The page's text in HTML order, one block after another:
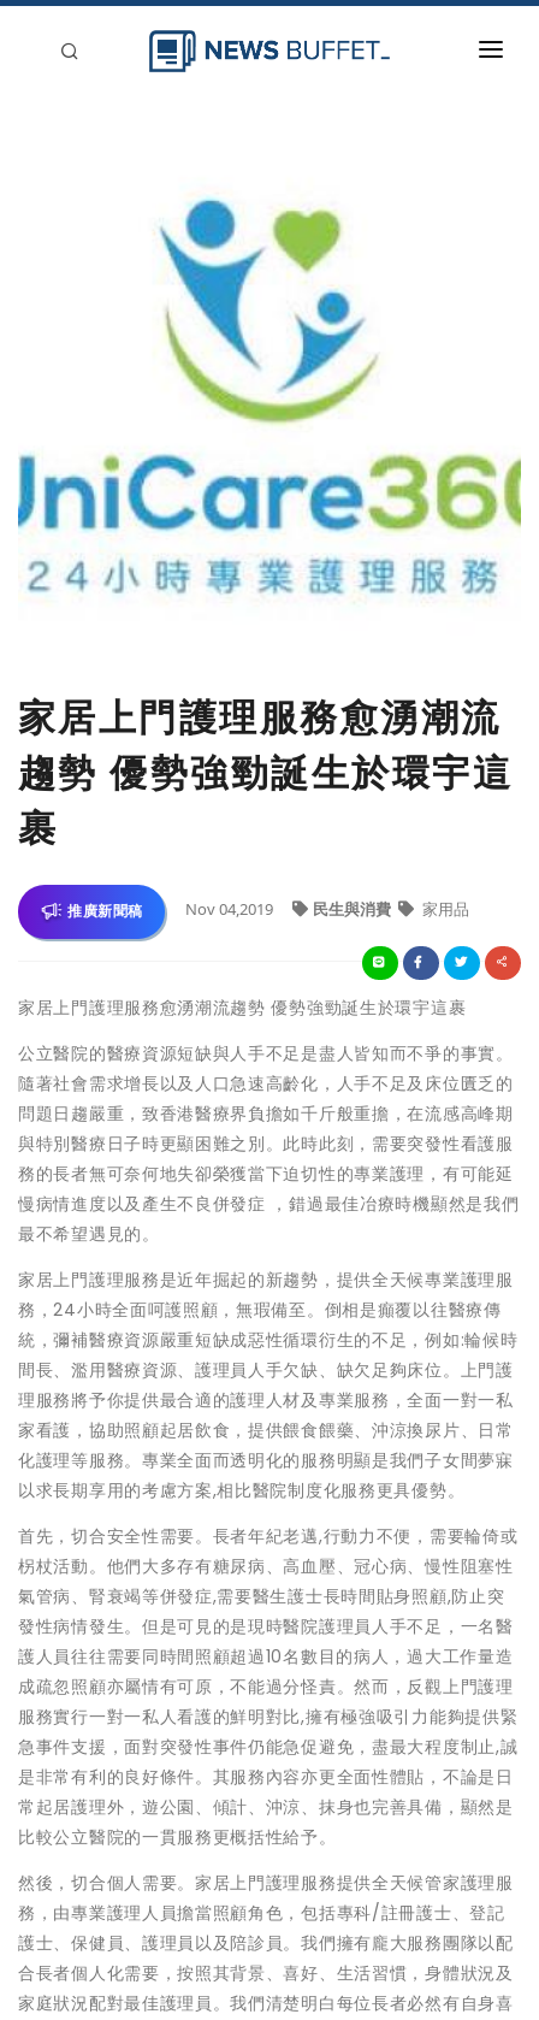
家居上門護理服務愈湧潮流
趨勢 優勢強勁誕生於環宇這
裹
推廣新聞稿 Nov 04,2019 民生與消費 家用品
家居上門護理服務愈湧潮流趨勢 優勢強勁誕生於環宇這裹
公立醫院的醫療資源短缺與人手不足是盡人皆知而不爭的事實。
隨著社會需求增長以及人口急速高齡化，人手不足及床位匱乏的
問題日趨嚴重，致香港醫療界負擔如千斤般重擔，在流感高峰期
與特別醫療日子時更顯困難之別。此時此刻，需要突發性看護服
務的長者無可奈何地失卻榮獲當下迫切性的專業護理，有可能延
慢病情進度以及產生不良併發症 ，錯過最佳冶療時機顯然是我們
最不希望遇見的。
家居上門護理服務是近年掘起的新趨勢，提供全天候專業護理服
務，24小時全面呵護照顧，無瑕備至。倒相是癲覆以往醫療傳
統，彌補醫療資源嚴重短缺成惡性循環衍生的不足，例如:輪候時
間長、濫用醫療資源、護理員人手欠缺、缺欠足夠床位。上門護
理服務將予你提供最合適的護理人材及專業服務，全面一對一私
家看護，協助照顧起居飲食，提供餵食餵藥、沖涼換尿片、日常
化護理等服務。專業全面而透明化的服務明顯是我們子女間夢寐
以求長期享用的考慮方案,相比醫院制度化服務更具優勢。
首先，切合安全性需要。長者年紀老邁,行動力不便，需要輪倚或
柺杖活動。他們大多存有糖尿病、高血壓、冠心病、慢性阻塞性
氣管病、腎衰竭等併發症,需要醫生護士長時間貼身照顧,防止突
發性病情發生。但是可見的是現時醫院護理員人手不足，一名醫
護人員往往需要同時間照顧超過10名數目的病人，過大工作量造
成疏忽照顧亦屬情有可原，不能過分怪責。然而，反觀上門護理
服務實行一對一私人看護的鮮明對比,擁有極強吸引力能夠提供緊
急事件支援，面對突發性事件仍能急促避免，盡最大程度制止,誠
是非常有利的良好條件。其服務內容亦更全面性體貼，不論是日
常起居護理外，遊公園、傾計、沖涼、抹身也完善具備，顯然是
比較公立醫院的一貫服務更概括性給予。
然後，切合個人需要。家居上門護理服務提供全天候管家護理服
務，由專業護理人員擔當照顧角色，包括專科/註冊護士、登記
護士、保健員、護理員以及陪診員。我們擁有龐大服務團隊以配
合長者個人化需要，按照其背景、喜好、生活習慣，身體狀況及
家庭狀況配對最佳護理員。我們清楚明白每位長者必然有自身喜